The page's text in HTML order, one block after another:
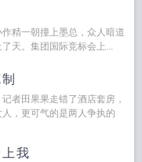
精一朝撞上墨总，众人暗道
天。集团国际竞标会上...
者田果果走错了酒店套房，
，更可气的是两人争执的
我